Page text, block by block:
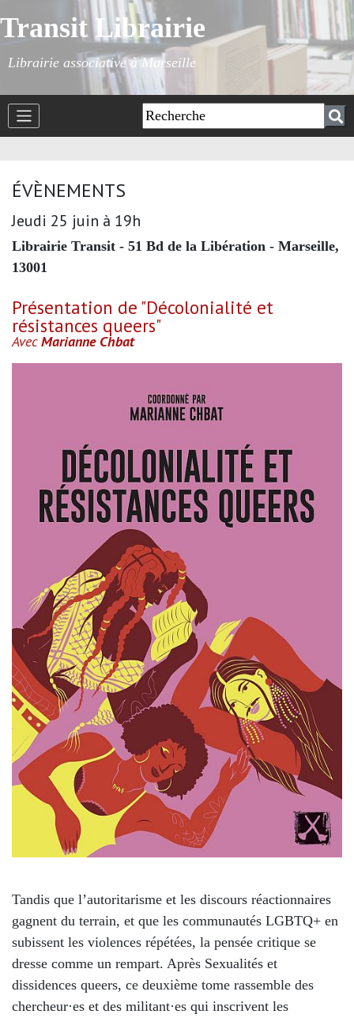
Transit Librairie
Librairie associative à Marseille
ÉVÈNEMENTS
Jeudi 25 juin à 19h
Librairie Transit - 51 Bd de la Libération - Marseille,
13001
Présentation de "Décolonialité et
résistances queers"
AvecMarianne Chbat
Tandis que l’autoritarisme et les discours réactionnaires
gagnent du terrain, et que les communautés LGBTQ+ en
subissent les violences répétées, la pensée critique se
dresse comme un rempart. Après Sexualités et
dissidences queers, ce deuxième tome rassemble des
chercheur·es et des militant·es qui inscrivent les